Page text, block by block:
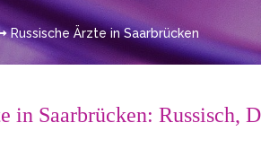
Russische Ärzte in Saarbrücken
in Saarbrücken: Russisch,